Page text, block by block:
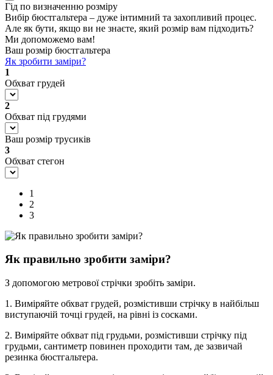
Гід по визначенню розміру
Вибір бюстгальтера – дуже інтимний та захопливий процес.
Але як бути, якщо ви не знаєте, який розмір вам підходить?
Ми допоможемо вам!
Ваш розмір бюстгальтера
Як зробити заміри?
1
Обхват грудей
2
Обхват під грудями
Ваш розмір трусиків
3
Обхват стегон
1
2
3
Як правильно зробити заміри?
З допомогою метрової стрічки зробіть заміри.
1. Виміряйте обхват грудей, розмістивши стрічку в найбільш
виступаючій точці грудей, на рівні із сосками.
2. Виміряйте обхват під грудьми, розмістивши стрічку під
грудьми, сантиметр повинен проходити там, де зазвичай
резинка бюстгальтера.